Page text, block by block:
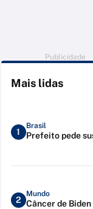
Publicidade
Mais lidas
1
Brasil
Prefeito pede
2
Mundo
Câncer de